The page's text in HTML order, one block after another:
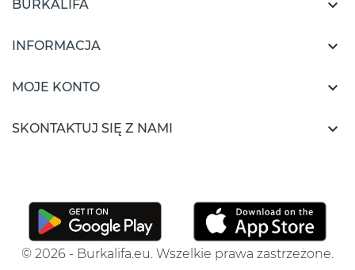
BURKALIFA 
INFORMACJA 
MOJE KONTO 
SKONTAKTUJ SIĘ Z NAMI 
© 2026 - Burkalifa.eu. Wszelkie prawa zastrzeżone.